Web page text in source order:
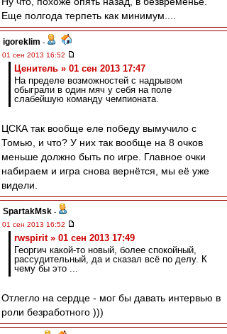
Еще полгода терпеть как минимум....
igoreklim -
01 сен 2013 16:52
Ценитель » 01 сен 2013 17:47
На пределе возможностей с надрывом
обыграли в один мяч у себя на поле
слабейшую команду чемпионата.
ЦСКА так вообще еле победу вымучило с
Томью, и что? У них так вообще на 8 очков
меньше должно быть по игре. Главное очки
набираем и игра снова вернётся, мы её уже
видели.
SpartakMsk -
01 сен 2013 16:52
rwspirit » 01 сен 2013 17:49
Георгич какой-то новый, более спокойный,
рассудительный, да и сказал всё по делу. К
чему бы это ...
Отлегло на сердце - мог бы давать интервью в
роли безработного )))